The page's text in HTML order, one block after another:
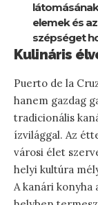
elemek és
szépséget
Kulináris
Puerto de la
hanem gazdag
tradicionális
ízvilággal. Az
városi élet
helyi kultúra
A kanári konyha